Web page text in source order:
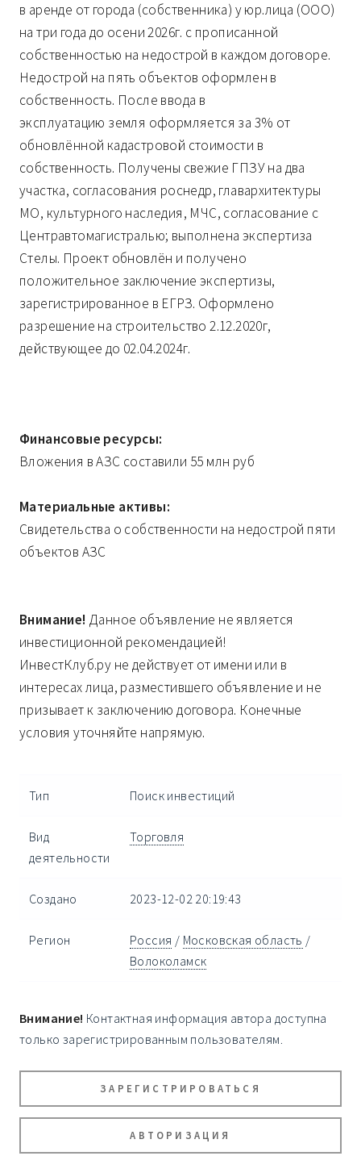
в аренде от города (собственника) у юр.лица (ООО)
на три года до осени 2026г. с прописанной
собственностью на недострой в каждом договоре.
Недострой на пять объектов оформлен в
собственность. После ввода в
эксплуатацию земля оформляется за 3% от
обновлённой кадастровой стоимости в
собственность. Получены свежие ГПЗУ на два
участка, согласования роснедр, главархитектуры
МО, культурного наследия, МЧС, согласование с
Центравтомагистралью; выполнена экспертиза
Стелы. Проект обновлён и получено
положительное заключение экспертизы,
зарегистрированное в ЕГРЗ. Оформлено
разрешение на строительство 2.12.2020г,
действующее до 02.04.2024г.
Финансовые ресурсы:
Вложения в АЗС составили 55 млн руб
Материальные активы:
Свидетельства о собственности на недострой пяти
объектов АЗС
Внимание! Данное объявление не является
инвестиционной рекомендацией!
ИнвестКлуб.ру не действует от имени или в
интересах лица, разместившего объявление и не
призывает к заключению договора. Конечные
условия уточняйте напрямую.
Тип Поиск инвестиций
Вид
деятельности
Торговля
Создано 2023-12-02 20:19:43
Регион Россия / Московская область /
Волоколамск
Внимание! Контактная информация автора доступна
только зарегистрированным пользователям.
ЗАРЕГИСТРИРОВАТЬСЯ
АВТОРИЗАЦИЯ